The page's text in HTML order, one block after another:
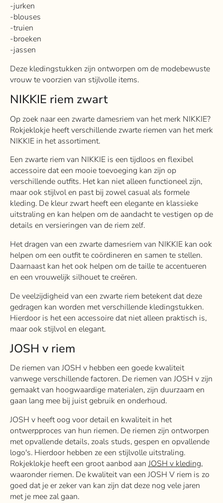
-jurken
-blouses
-truien
-broeken
-jassen
Deze kledingstukken zijn ontworpen om de modebewuste
vrouw te voorzien van stijlvolle items.
NIKKIE riem zwart
Op zoek naar een zwarte damesriem van het merk NIKKIE?
Rokjeklokje heeft verschillende zwarte riemen van het merk
NIKKIE in het assortiment.
Een zwarte riem van NIKKIE is een tijdloos en flexibel
accessoire dat een mooie toevoeging kan zijn op
verschillende outfits. Het kan niet alleen functioneel zijn,
maar ook stijlvol en past bij zowel casual als formele
kleding. De kleur zwart heeft een elegante en klassieke
uitstraling en kan helpen om de aandacht te vestigen op de
details en versieringen van de riem zelf.
Het dragen van een zwarte damesriem van NIKKIE kan ook
helpen om een outfit te coördineren en samen te stellen.
Daarnaast kan het ook helpen om de taille te accentueren
en een vrouwelijk silhouet te creëren.
De veelzijdigheid van een zwarte riem betekent dat deze
gedragen kan worden met verschillende kledingstukken.
Hierdoor is het een accessoire dat niet alleen praktisch is,
maar ook stijlvol en elegant.
JOSH v riem
De riemen van JOSH v hebben een goede kwaliteit
vanwege verschillende factoren. De riemen van JOSH v zijn
gemaakt van hoogwaardige materialen, zijn duurzaam en
gaan lang mee bij juist gebruik en onderhoud.
JOSH v heeft oog voor detail en kwaliteit in het
ontwerpproces van hun riemen. De riemen zijn ontworpen
met opvallende details, zoals studs, gespen en opvallende
logo's. Hierdoor hebben ze een stijlvolle uitstraling.
Rokjeklokje heeft een groot aanbod aan JOSH v kleding,
waaronder riemen. De kwaliteit van een JOSH V riem is zo
goed dat je er zeker van kan zijn dat deze nog vele jaren
met je mee zal gaan.